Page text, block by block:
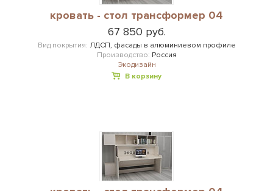
кровать - стол трансформер 04
67 850 руб.
Вид покрытия: ЛДСП, фасады в алюминиевом профиле
Производство: Россия
Экодизайн
В корзину